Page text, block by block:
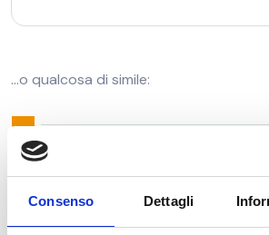
Consenso Dettagli
…o qualcosa di simile:
La Società XYZ Aggeggi è stata
e da allora fornisce al pubblico
ottima qualità. Situata a
impiega oltre 2.000 persone e